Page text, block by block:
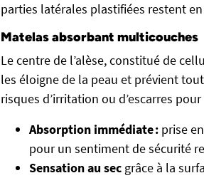
parties latérales plastifiées restent
Matelas absorbant multicouches
Le centre de l’alèse, constitué de
les éloigne de la peau et prévient
risques d’irritation ou d’escarres
Absorption immédiate : prise
pour un sentiment de sécurité
Sensation au sec grâce à la